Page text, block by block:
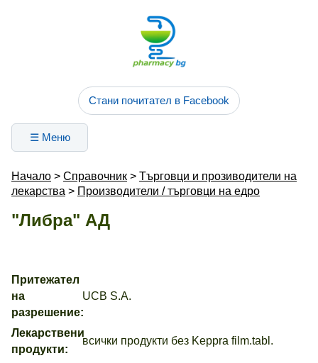
Стани почитател в Facebook
☰ Меню
Начало > Справочник > Търговци и прозиводители на
лекарства > Производители / търговци на едро
"Либра" АД
Притежател
на
разрешение:
UCB S.A.
Лекарствени
продукти:
всички продукти без Keppra film.tabl.